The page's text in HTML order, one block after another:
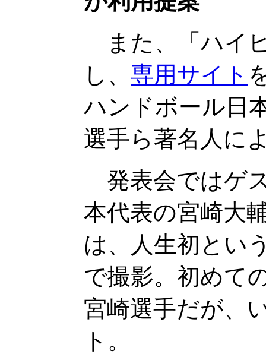
また、「ハイ
し、 専用サイト
ハンドボール日
選手ら著名人に
発表会ではゲ
本代表の宮崎大
は、人生初とい
で撮影。初めて
宮崎選手だが、
ト。